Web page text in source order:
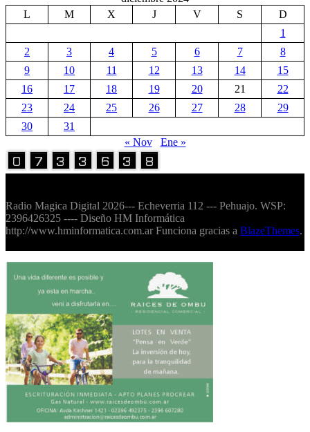
L
M X J V S
D
1
2
3 4 5 6 7
8
9
10 11 12 13 14
15
16
17 18 19 20 21
22
23
24 25 26 27 28
29
30
31
« Nov
Ene »
Radio Magica Digital 2026--- Echeverria 112 --- Pehuajo. WSP:
2396426325 ---- Diseño HM Informática
http://www.hminformatica.com.ar Funciona gracias a BlazeThemes.